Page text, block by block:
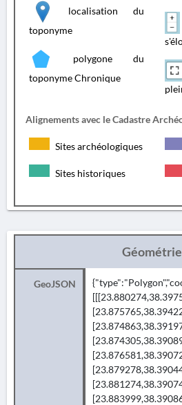
localisation du
toponyme
polygone du
toponyme Chronique
Alignements avec le Cadastre
Sites archéologiques
Sites historiques
GeoJSON